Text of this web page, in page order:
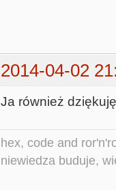
2014-04-02
Ja również
hex, code and
niewiedza buduje,